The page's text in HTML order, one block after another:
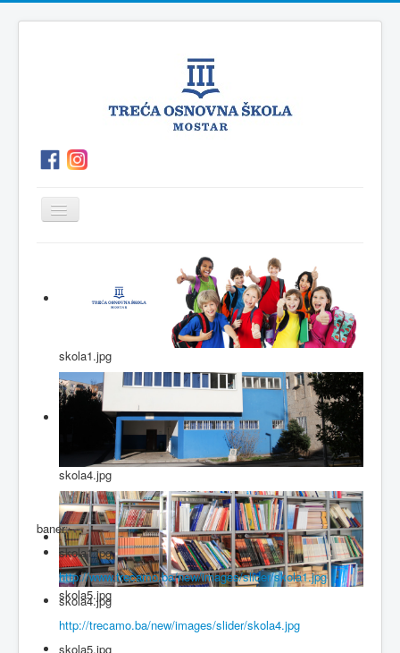
Prikaz/Sakrivanje
navigacije
Kutak
za
roditelje
Vijesti
skola1.jpg
skola4.jpg
skola5.jpg
baner
skola1.jpg
http://www.trecamo.ba/new/images/slider/skola1.jpg
skola4.jpg
http://trecamo.ba/new/images/slider/skola4.jpg
skola5.jpg